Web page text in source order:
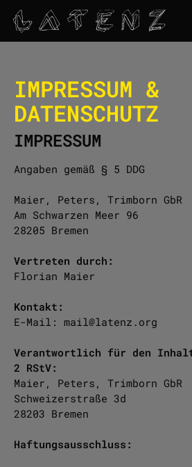
IMPRESSUM &
DATENSCHUTZ
IMPRESSUM
Angaben gemäß § 5 DDG
Maier, Peters, Trimborn GbR
Am Schwarzen Meer 96
28205 Bremen
Vertreten durch:
Florian Maier
Kontakt:
E-Mail: mail@latenz.org
Verantwortlich für den
2 RStV:
Maier, Peters, Trimborn GbR
Schweizerstraße 3d
28203 Bremen
Haftungsausschluss: